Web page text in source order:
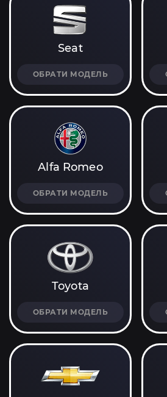
Seat
ОБРАТИ МОДЕЛЬ
Alfa Romeo
ОБРАТИ МОДЕЛЬ
Toyota
ОБРАТИ МОДЕЛЬ